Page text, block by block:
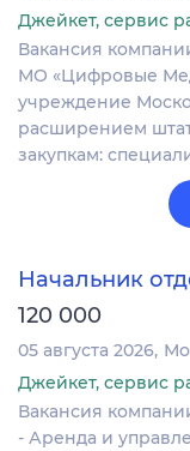
Джейкет, сервис
Вакансия
МО «Цифровые
учреждение
расширением
закупкам:
Начальник
120 000
05 августа 2026
Джейкет, сервис
Вакансия
- Аренда и